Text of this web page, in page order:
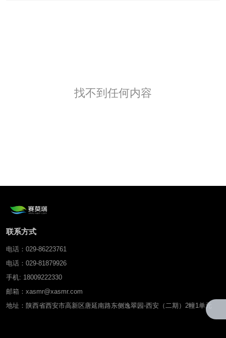
找不到任何内容
联系方式
电话：029-86223761
电话：029-81879926
手机: 18009222330
邮箱：xasmr@xasmr.com
地址：陕西省西安市高新区唐延南路东侧逸翠园-西安（二期）2幢1单元